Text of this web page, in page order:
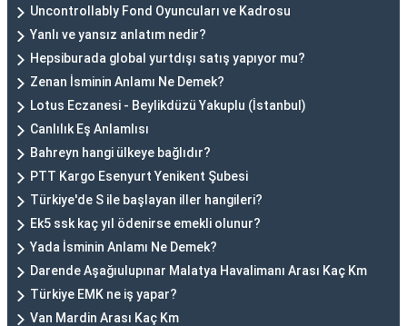
Uncontrollably Fond Oyuncuları ve Kadrosu
Yanlı ve yansız anlatım nedir?
Hepsiburada global yurtdışı satış yapıyor mu?
Zenan İsminin Anlamı Ne Demek?
Lotus Eczanesi - Beylikdüzü Yakuplu (İstanbul)
Canlılık Eş Anlamlısı
Bahreyn hangi ülkeye bağlıdır?
PTT Kargo Esenyurt Yenikent Şubesi
Türkiye'de S ile başlayan iller hangileri?
Ek5 ssk kaç yıl ödenirse emekli olunur?
Yada İsminin Anlamı Ne Demek?
Darende Aşağıulupınar Malatya Havalimanı Arası Kaç Km
Türkiye EMK ne iş yapar?
Van Mardin Arası Kaç Km